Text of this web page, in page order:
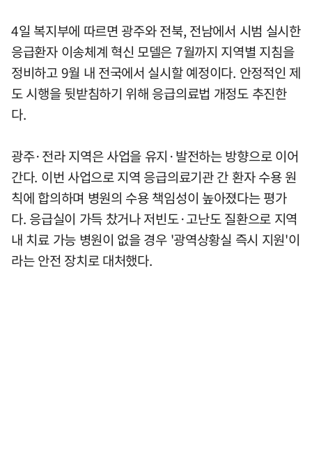
4일 복지부에 따르면 광주와 전북, 전남에서 시범 실시한
응급환자 이송체계 혁신 모델은 7월까지 지역별 지침을
정비하고 9월 내 전국에서 실시할 예정이다. 안정적인 제
도 시행을 뒷받침하기 위해 응급의료법 개정도 추진한
다.
광주·전라 지역은 사업을 유지·발전하는 방향으로 이어
간다. 이번 사업으로 지역 응급의료기관 간 환자 수용 원
칙에 합의하며 병원의 수용 책임성이 높아졌다는 평가
다. 응급실이 가득 찼거나 저빈도·고난도 질환으로 지역
내 치료 가능 병원이 없을 경우 '광역상황실 즉시 지원'이
라는 안전 장치로 대처했다.